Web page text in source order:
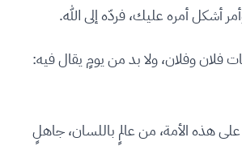
أشكل أمره عليك، فردّه إلى الله.
فلان وفلان، ولا بد من يومٍ يقال فيه:
هذه الأمة، من عالمٍ باللسان، جاهلٍ